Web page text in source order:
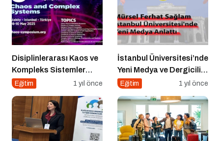
Disiplinlerarası Kaos ve
Kompleks Sistemler
Sempozyumu İçin Geri
Eğitim 1 yıl önce
İstanbul Üniversitesi’nde
Yeni Medya ve Dergicilik
Konuşuldu
Eğitim 1 yıl önce